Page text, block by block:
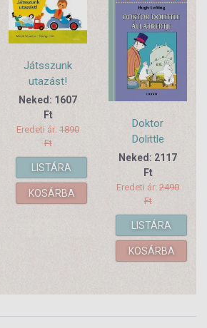
Játsszunk
utazást!
Neked: 1607
Ft
Eredeti ár: 1890
Ft
LISTÁRA
KOSÁRBA
Doktor
Dolittle
állatkertje
Neked: 2117
Ft
Eredeti ár: 2490
Ft
LISTÁRA
KOSÁRBA